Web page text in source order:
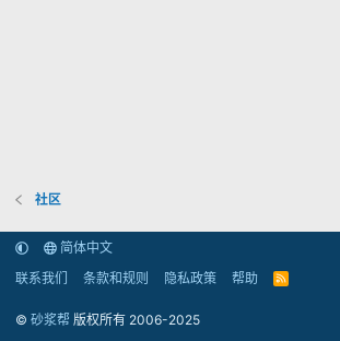
社区
简体中文
联系我们
条款和规则 隐私政策 帮助
R
© 砂浆帮 版权所有 2006-2025